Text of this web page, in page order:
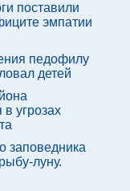
поставили
эмпатии
педофилу
детей
угрозах
заповедника
луну.